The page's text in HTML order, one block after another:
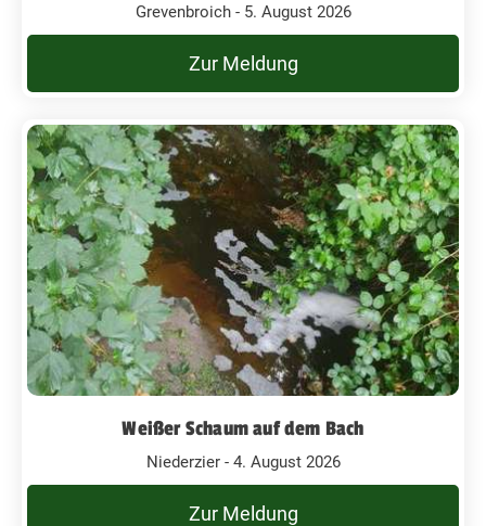
Grevenbroich - 5. August 2026
Zur Meldung
Weißer Schaum auf dem Bach
Niederzier - 4. August 2026
Zur Meldung